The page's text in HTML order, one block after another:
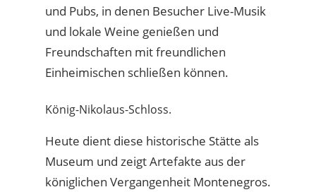
und Pubs, in denen Besucher Live-Musik
und lokale Weine genießen und
Freundschaften mit freundlichen
Einheimischen schließen können.
König-Nikolaus-Schloss.
Heute dient diese historische Stätte als
Museum und zeigt Artefakte aus der
königlichen Vergangenheit Montenegros.